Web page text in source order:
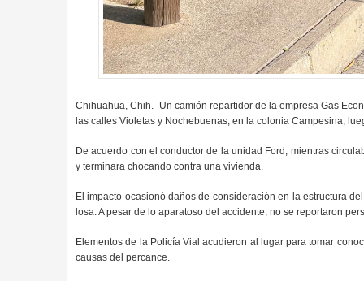
Chihuahua, Chih.- Un camión repartidor de la empresa Gas
las calles Violetas y Nochebuenas, en la colonia Campesina,
De acuerdo con el conductor de la unidad Ford, mientras
y terminara chocando contra una vivienda.
El impacto ocasionó daños de consideración en la estructura
losa. A pesar de lo aparatoso del accidente, no se reportaron
Elementos de la Policía Vial acudieron al lugar para tomar
causas del percance.